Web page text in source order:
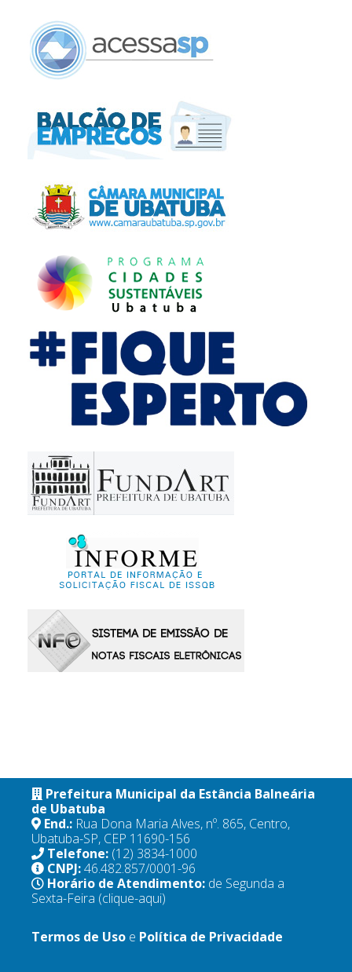
Prefeitura Municipal da Estância Balneária
de Ubatuba
End.: Rua Dona Maria Alves, nº. 865, Centro,
Ubatuba-SP, CEP 11690-156
Telefone: (12) 3834-1000
CNPJ:46.482.857/0001-96
Horário de Atendimento: de Segunda a
Sexta-Feira (clique-aqui)
Termos de Uso e Política de Privacidade